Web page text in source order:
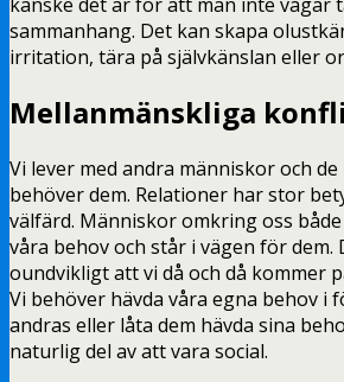
sammanhang. Det kan skapa
irritation, tära på självkänslan eller
Mellanmänskliga
Vi lever med andra människor och
behöver dem. Relationer har stor
välfärd. Människor omkring oss
våra behov och står i vägen för dem.
oundvikligt att vi då och då kommer
Vi behöver hävda våra egna behov i
andras eller låta dem hävda sina
naturlig del av att vara social.